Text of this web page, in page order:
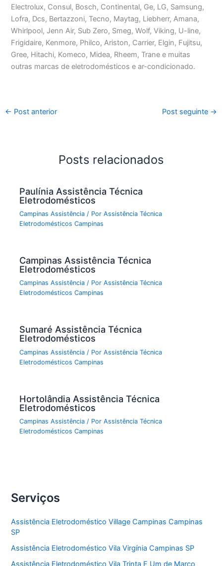
Electrolux, Consul, Bosch, Continental, Ge, LG, Samsung,
Lofra, Dcs, Bertazzoni, Tecno, Maytag, Liebherr, Amana,
Whirlpool, Jenn Air, Sub Zero, Smeg, Wolf, Viking, U-line,
Frigidaire, Kenmore, Philco, Ariston, Carrier, Elgin, Fujitsu,
Gree, Hitachi, Komeco, Midea, Rheem, Trane e muitas
outras marcas de eletrodomésticos e ar-condicionado.
← Post anterior Post seguinte →
Posts relacionados
Paulínia Assistência Técnica
Eletrodomésticos
Campinas Assistência / PorAssistência Técnica
Eletrodomésticos Campinas
Campinas Assistência Técnica
Eletrodomésticos
Campinas Assistência / PorAssistência Técnica
Eletrodomésticos Campinas
Sumaré Assistência Técnica
Eletrodomésticos
Campinas Assistência / PorAssistência Técnica
Eletrodomésticos Campinas
Hortolândia Assistência Técnica
Eletrodomésticos
Campinas Assistência / PorAssistência Técnica
Eletrodomésticos Campinas
Serviços
Assistência Eletrodoméstico Village Campinas Campinas
SP
Assistência Eletrodoméstico Vila Virgínia Campinas SP
Assistência Eletrodoméstico Vila Trinta E Um de Marco